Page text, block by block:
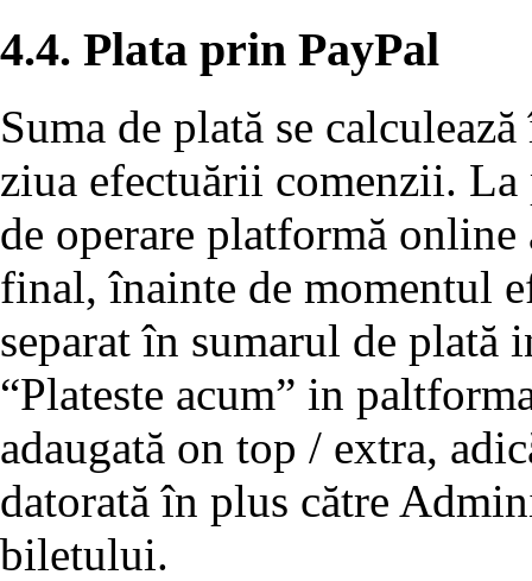
4.4. Plata prin PayPal
Suma de plată se
ziua efectuării comenzii. La
de operare platformă
final, înainte de momentul
separat în sumarul de plată
“Plateste acum” in
adaugată on top / extra,
datorată în plus către
biletului.